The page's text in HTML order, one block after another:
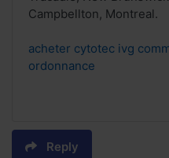
Campbellton, Montreal.
acheter cytotec ivg
ordonnance
Reply